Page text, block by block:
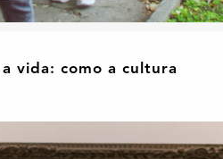
vida: como a cultura